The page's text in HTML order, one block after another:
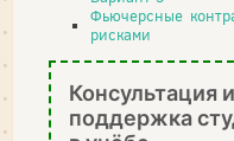
Фьючерсные
рисками
Консультация и
поддержка